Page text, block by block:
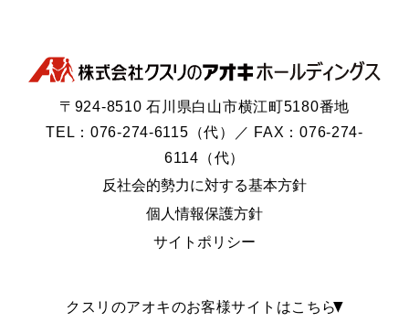
〒924-8510 石川県白山市横江町5180番地
TEL：076-274-6115（代）／ FAX：076-274-
6114（代）
反社会的勢力に対する基本方針
個人情報保護方針
サイトポリシー
クスリのアオキのお客様サイトはこちら